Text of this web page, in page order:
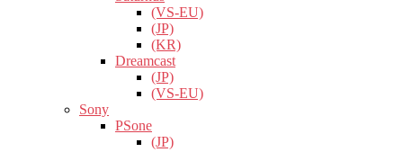
(VS-EU)
(JP)
(KR)
Dreamcast
(JP)
(VS-EU)
Sony
PSone
(JP)